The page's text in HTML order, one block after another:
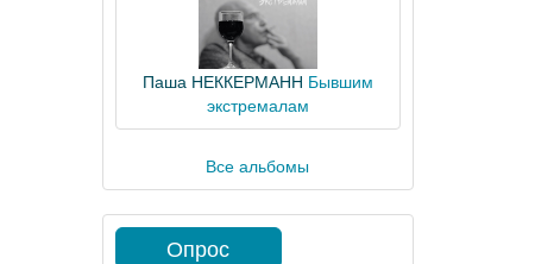
Паша НЕККЕРМАНН Бывшим
экстремалам
Все альбомы
Опрос